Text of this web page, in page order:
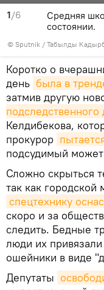
1/6
© Sputnik / Табылды
Средняя
состоянии.
Коротко о
день была в
затмив другую
подследственного
Келдибекова,
прокурор
подсудимый может
Сложно скрыться
так как
спецтехнику
скоро и за
следить. Бедные
люди их
ошейники в виде
Депутаты